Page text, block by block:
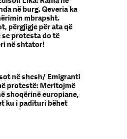
në burg. Qeveria ka
mbrapsht.
përgjigje për ata që
se protesta do të
në shtator!
në shesh/ Emigranti
protestë: Meritojmë
shoqërinë europiane,
ku i padituri bëhet